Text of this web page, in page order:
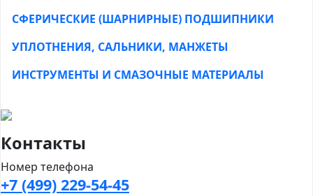
СФЕРИЧЕСКИЕ (ШАРНИРНЫЕ) ПОДШИПНИКИ
УПЛОТНЕНИЯ, САЛЬНИКИ, МАНЖЕТЫ
ИНСТРУМЕНТЫ И СМАЗОЧНЫЕ МАТЕРИАЛЫ
Контакты
Номер телефона
+7 (499) 229-54-45